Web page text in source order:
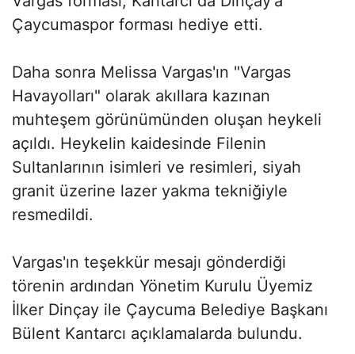
Çaycumaspor forması hediye etti.
Daha sonra Melissa Vargas'ın "Vargas
Havayolları" olarak akıllara kazınan
muhteşem görünümünden oluşan heykeli
açıldı. Heykelin kaidesinde Filenin
Sultanlarının isimleri ve resimleri, siyah
granit üzerine lazer yakma tekniğiyle
resmedildi.
Vargas'ın teşekkür mesajı gönderdiği
törenin ardından Yönetim Kurulu Üyemiz
İlker Dinçay ile Çaycuma Belediye Başkanı
Bülent Kantarcı açıklamalarda bulundu.